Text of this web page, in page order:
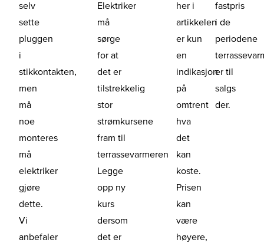
selv
sette
pluggen
i
stikkontakten,
men
må
noe
monteres
må
elektriker
gjøre
dette.
Vi
anbefaler
Elektriker
må
sørge
for at
det er
tilstrekkelig
stor
strømkursene
fram til
terrassevarmeren
Legge
opp ny
kurs
dersom
det er
her i
artikkelen
er kun
en
indikasjon
på
omtrent
hva
det
kan
koste.
Prisen
kan
være
høyere,
fastpris
i de
periodene
er til
salgs
der.